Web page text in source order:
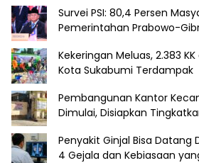
Survei PSI: 80,4 Persen
Pemerintahan Prabowo-
Kekeringan Meluas, 2.383
Kota Sukabumi Terdampak
Pembangunan Kantor
Dimulai, Disiapkan
Penyakit Ginjal Bisa
4 Gejala dan Kebiasaan